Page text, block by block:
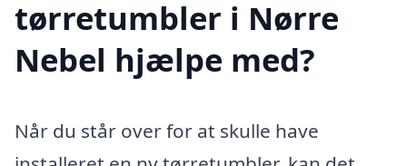
tørretumbler i Nørre
Nebel hjælpe med?
Når du står over for at skulle have